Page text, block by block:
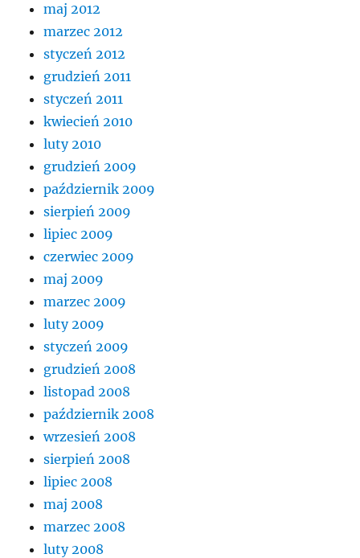
maj 2012
marzec 2012
styczeń 2012
grudzień 2011
styczeń 2011
kwiecień 2010
luty 2010
grudzień 2009
październik 2009
sierpień 2009
lipiec 2009
czerwiec 2009
maj 2009
marzec 2009
luty 2009
styczeń 2009
grudzień 2008
listopad 2008
październik 2008
wrzesień 2008
sierpień 2008
lipiec 2008
maj 2008
marzec 2008
luty 2008